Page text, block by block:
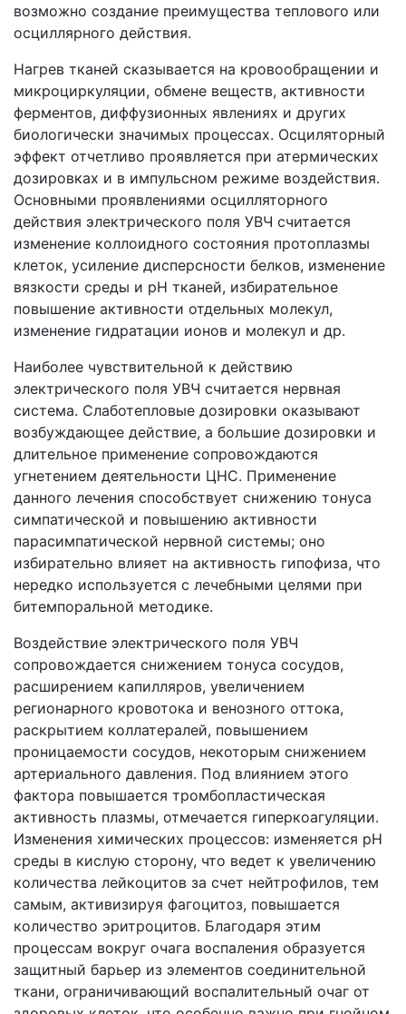
возможно создание преимущества теплового или
осциллярного действия.
Нагрев тканей сказывается на кровообращении и
микроциркуляции, обмене веществ, активности
ферментов, диффузионных явлениях и других
биологически значимых процессах. Осциляторный
эффект отчетливо проявляется при атермических
дозировках и в импульсном режиме воздействия.
Основными проявлениями осцилляторного
действия электрического поля УВЧ считается
изменение коллоидного состояния протоплазмы
клеток, усиление дисперсности белков, изменение
вязкости среды и рН тканей, избирательное
повышение активности отдельных молекул,
изменение гидратации ионов и молекул и др.
Наиболее чувствительной к действию
электрического поля УВЧ считается нервная
система. Слаботепловые дозировки оказывают
возбуждающее действие, а большие дозировки и
длительное применение сопровождаются
угнетением деятельности ЦНС. Применение
данного лечения способствует снижению тонуса
симпатической и повышению активности
парасимпатической нервной системы; оно
избирательно влияет на активность гипофиза, что
нередко используется с лечебными целями при
битемпоральной методике.
Воздействие электрического поля УВЧ
сопровождается снижением тонуса сосудов,
расширением капилляров, увеличением
регионарного кровотока и венозного оттока,
раскрытием коллатералей, повышением
проницаемости сосудов, некоторым снижением
артериального давления. Под влиянием этого
фактора повышается тромбопластическая
активность плазмы, отмечается гиперкоагуляции.
Изменения химических процессов: изменяется рН
среды в кислую сторону, что ведет к увеличению
количества лейкоцитов за счет нейтрофилов, тем
самым, активизируя фагоцитоз, повышается
количество эритроцитов. Благодаря этим
процессам вокруг очага воспаления образуется
защитный барьер из элементов соединительной
ткани, ограничивающий воспалительный очаг от